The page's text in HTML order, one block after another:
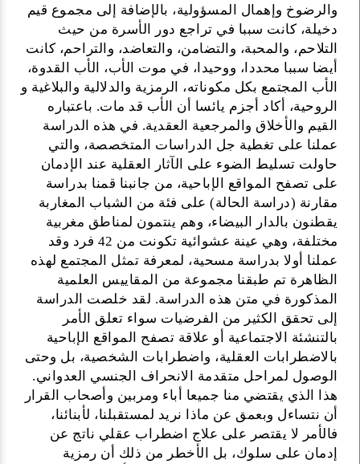
والرضوخ وإهمال المسؤولية، بالإضافة إلى مجموع قيم
دخيلة، كانت سببا في تراجع دور الأسرة من حيث
التلاحم، والمحبة، والتضامن، والتعاضد، والتراحم، كانت
أيضا سببا محددا، ووحيدا، في موت الأب، الأب القدوة،
الأب المجتمع بكل مكوناته، الرمزية والدلالية والبلاغية و
الروحية، أكاد أجزم يائسا أن الأب قد مات. باعتباره
القيم والأخلاق والمرجعية العقدية. في هذه الدراسة
عملنا على تغطية جل الدراسات المتخصصة، والتي
حاولت تسليط الضوء على الآثار العقلية عند الإدمان
على تصفح المواقع الإباحية، من جانبنا قمنا بدراسة
مقارنة (دراسة الحالة) على فئة من الشباب المغاربة
يقطنون بالدار البيضاء، وهم ينتمون لمناطق مغربية
مختلفة، وهي عينة عشوائية تكونت من 42 فرد وقد
عملنا أولا بدراسة مسحية، لمعرفة تمثل المجتمع لهذه
الظاهرة تم طبقنا مجموعة من المقاييس العلمية
المذكورة في متن هذه الدراسة. لقد خلصت الدراسة
إلى تحقق الكثير من الفرضيات سواء تعلق الأمر
بالتنشئة الاجتماعية أو علاقة تصفح المواقع الإباحية
بالاضطرابات العقلية، واضطرابات الشخصية، بل وحتى
الوصول لمراحل متقدمة الانحراف الجنسي العدواني.
هذا الذي يقتضي منا جميعا أباء ومربين وأصحاب القرار
أن نتساءل وبعمق عن ماذا نريد لمستقبلنا، لأبنائنا،
فالأمر لا يقتصر على علاج اضطراب عقلي ناتج عن
إدمان على سلوك، بل الأخطر من ذلك أن رمزية